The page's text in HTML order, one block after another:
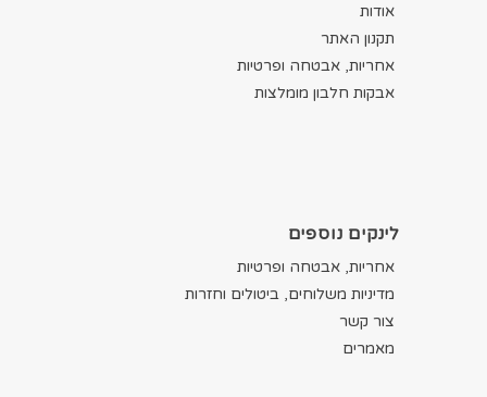
אודות
תקנון האתר
אחריות, אבטחה ופרטיות
אבקות חלבון מומלצות
לינקים נוספים
אחריות, אבטחה ופרטיות
מדיניות משלוחים, ביטולים וחזרות
צור קשר
מאמרים